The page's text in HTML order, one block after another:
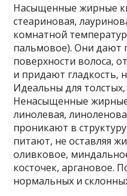
Насыщенные жирные
стеариновая,
комнатной
пальмовое). Они дают
поверхности волоса,
и придают гладкость,
Идеальны для
Ненасыщенные
линолевая,
проникают в
питают, не оставляя
оливковое,
косточек, аргановое.
нормальных и